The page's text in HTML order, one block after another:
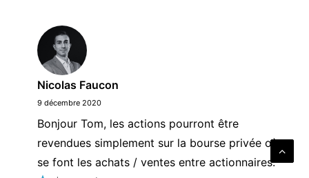
Nicolas Faucon
9 décembre 2020
Bonjour Tom, les actions pourront être
revendues simplement sur la bourse privée où
se font les achats / ventes entre actionnaires.